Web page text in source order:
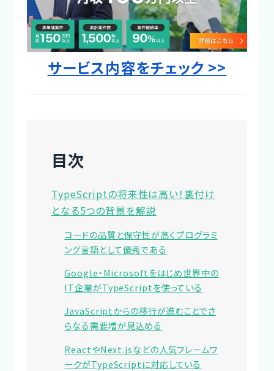
サービス内容をチェック >>
目次
TypeScriptの将来性は高い！裏付け
となる5つの背景を解説
コードの品質と保守性が高くプログラミ
ング言語として優秀である
Google・Microsoftをはじめ世界中の
IT企業がTypeScriptを使っている
JavaScriptからの移行が進むことでさ
らなる需要増が見込める
ReactやNext.jsなどの人気フレームワ
ークがTypeScriptに対応している